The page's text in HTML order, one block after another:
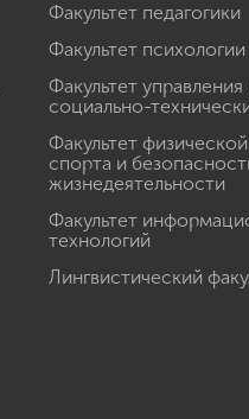
Факультет педагогики
Факультет психологии
Факультет управления
социально-
Факультет физической
спорта и
жизнедеятельности
Факультет
технологий
Лингвистический